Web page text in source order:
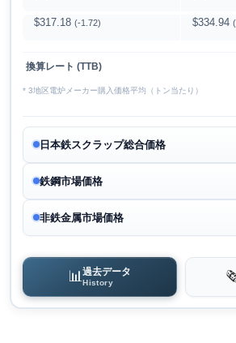
$317.18 (-1.72) $334.94
換算レート (TTB)
* 3地区電炉メーカー購入価格平均（トン当たり）
日本鉄スクラップ総合価格
鉄鋼市場価格
非鉄金属市場価格
📊過去データ
History